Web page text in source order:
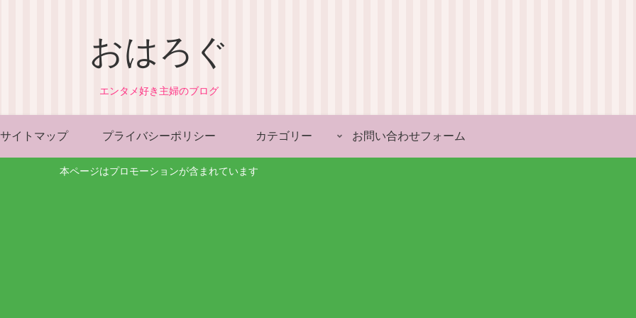
おはろぐ
エンタメ好き主婦のブログ
サイトマップ プライバシーポリシー カテゴリー お問い合わせフォーム
本ページはプロモーションが含まれています